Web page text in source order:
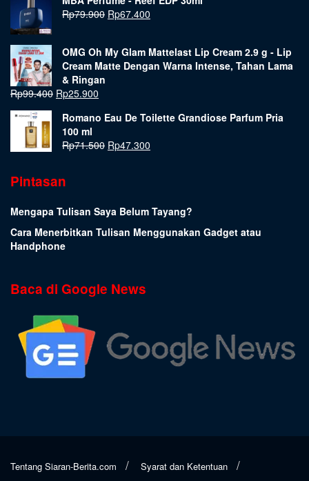
Rp79.900 Rp67.400
OMG Oh My Glam Mattelast Lip Cream 2.9 g - Lip
Cream Matte Dengan Warna Intense, Tahan Lama
& Ringan
Rp99.400 Rp25.900
Romano Eau De Toilette Grandiose Parfum Pria
100 ml
Rp71.500 Rp47.300
Pintasan
Mengapa Tulisan Saya Belum Tayang?
Cara Menerbitkan Tulisan Menggunakan Gadget atau
Handphone
Baca di Google News
Tentang Siaran-Berita.com
Syarat dan Ketentuan